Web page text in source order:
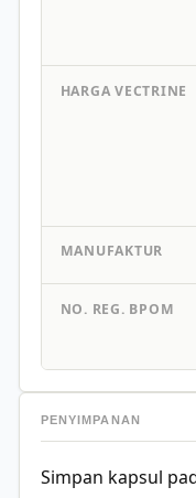
HARGA VECTRINE
MANUFAKTUR
NO. REG. BPOM
PENYIMPANAN
Simpan kapsul